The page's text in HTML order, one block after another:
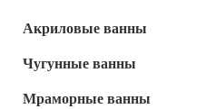
Акриловые ванны
Чугунные ванны
Мраморные ванны